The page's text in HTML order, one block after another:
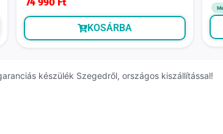
KOSÁRBA
készülék Szegedről, országos kiszállítással!